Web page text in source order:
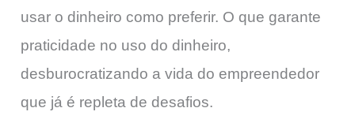
usar o dinheiro como preferir. O que garante
praticidade no uso do dinheiro,
desburocratizando a vida do empreendedor
que já é repleta de desafios.